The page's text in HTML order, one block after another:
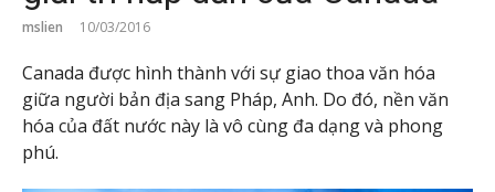
mslien 10/03/2016
Canada được hình thành với sự giao thoa văn hóa
giữa người bản địa sang Pháp, Anh. Do đó, nền văn
hóa của đất nước này là vô cùng đa dạng và phong
phú.